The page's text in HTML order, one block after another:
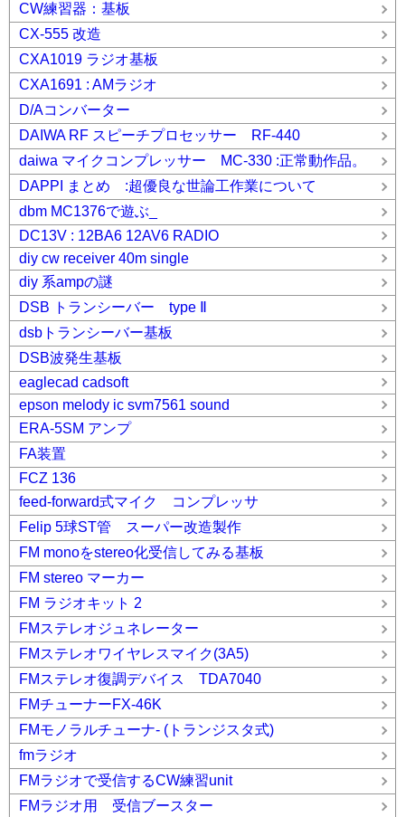
CW練習器：基板
CX-555 改造
CXA1019 ラジオ基板
CXA1691 : AMラジオ
D/Aコンバーター
DAIWA RF スピーチプロセッサー RF-440
daiwa マイクコンプレッサー MC-330 :正常動作品。
DAPPI まとめ :超優良な世論工作業について
dbm MC1376で遊ぶ_
DC13V : 12BA6 12AV6 RADIO
diy cw receiver 40m single
diy 系ampの謎
DSB トランシーバー type Ⅱ
dsbトランシーバー基板
DSB波発生基板
eaglecad cadsoft
epson melody ic svm7561 sound
ERA-5SM アンプ
FA装置
FCZ 136
feed-forward式マイク コンプレッサ
Felip 5球ST管 スーパー改造製作
FM monoをstereo化受信してみる基板
FM stereo マーカー
FM ラジオキット 2
FMステレオジュネレーター
FMステレオワイヤレスマイク(3A5)
FMステレオ復調デバイス TDA7040
FMチューナーFX-46K
FMモノラルチューナ- (トランジスタ式)
fmラジオ
FMラジオで受信するCW練習unit
FMラジオ用 受信ブースター